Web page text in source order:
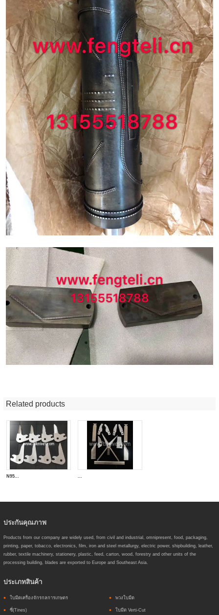
Related products
N95... ...
ประกันคุณภาพ
Products from our company are widely used, from civil and industrial, omnipresent, food, packaging,
printing, paper, tobacco, electronics, film, iron and steel metallurgy, electric power, shipbuilding, leather,
rubber, textile machinery, stationery, plastic, feed, carton, wood, forestry and other units of the
processing building, blades are exported to Europe and Southeast Asia.
ประเภทสินค้า
ใบมีดเครื่องจักรกลการเกษตร พวงใบมีด
ซี่(Tines) ใบมีด Verti-Cut